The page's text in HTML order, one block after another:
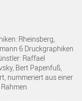
Rheinsberg,
6 Druckgraphiken
Raffael
Bert Papenfuß,
nummeriert aus einer